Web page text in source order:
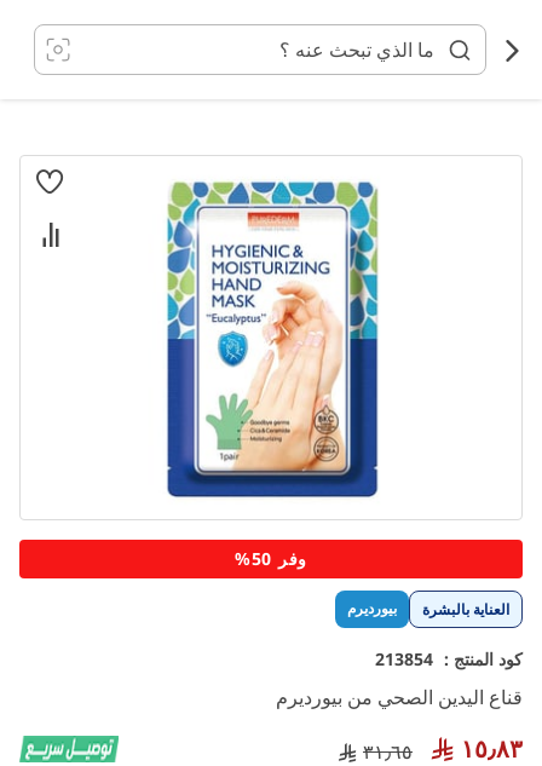
المحتوى
العناية بالبشرة بيورديرم
كود المنتج : 213854
قناع اليدين الصحي من بيورديرم
١٥٫٨٣ ٣١٫٦٥
انتقل
تخطي
إلى
بداية
معرض
الصور
وفر 50%